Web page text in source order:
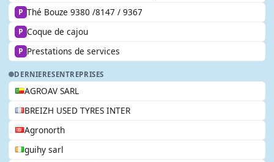
P Thé Bouze 9380 /8147 / 9367
P Coque de cajou
P Prestations de services
DERNIERESENTREPRISES
AGROAV SARL
BREIZH USED TYRES INTER
Agronorth
guihy sarl